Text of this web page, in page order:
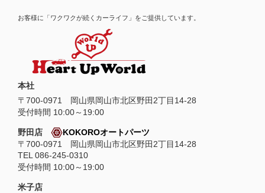
お客様に「ワクワクが続くカーライフ」をご提供しています。
本社
〒 700-0971 岡山県岡山市北区野田2丁目14-28
受付時間 10:00～19:00
野田店
KOKOROオートパーツ
〒700-0971 岡山県岡山市北区野田2丁目14-28
TEL 086-245-0310
受付時間 10:00～19:00
米子店